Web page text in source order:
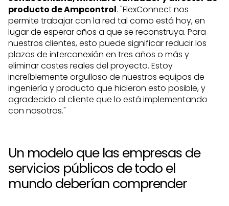
producto de Ampcontrol. "FlexConnect nos
permite trabajar con la red tal como está hoy, en
lugar de esperar años a que se reconstruya. Para
nuestros clientes, esto puede significar reducir los
plazos de interconexión en tres años o más y
eliminar costes reales del proyecto. Estoy
increíblemente orgulloso de nuestros equipos de
ingeniería y producto que hicieron esto posible, y
agradecido al cliente que lo está implementando
con nosotros."
Un modelo que las empresas de
servicios públicos de todo el
mundo deberían comprender